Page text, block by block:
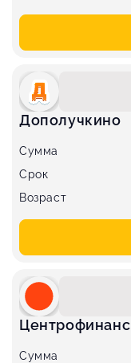
Дополучкино
Сумма
Срок
Возраст
Центрофинанс
Сумма